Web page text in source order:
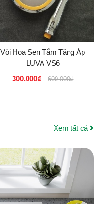
Vòi Hoa Sen Tắm Tăng Áp
LUVA VS6
300.000₫
600.000₫
Xem tất cả